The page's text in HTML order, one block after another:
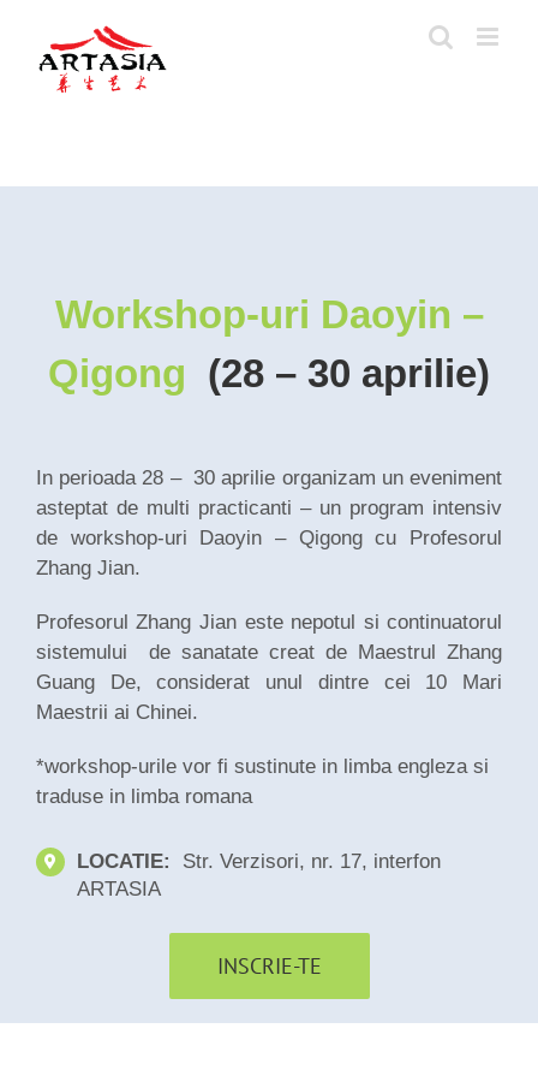
content
Workshop-uri Daoyin –
Qigong (28 – 30 aprilie)
In perioada 28 – 30 aprilie organizam un eveniment
asteptat de multi practicanti – un program intensiv
de workshop-uri Daoyin – Qigong cu Profesorul
Zhang Jian.
Profesorul Zhang Jian este nepotul si continuatorul
sistemului de sanatate creat de Maestrul Zhang
Guang De, considerat unul dintre cei 10 Mari
Maestrii ai Chinei.
*workshop-urile vor fi sustinute in limba engleza si
traduse in limba romana
LOCATIE: Str. Verzisori, nr. 17, interfon
ARTASIA
INSCRIE-TE